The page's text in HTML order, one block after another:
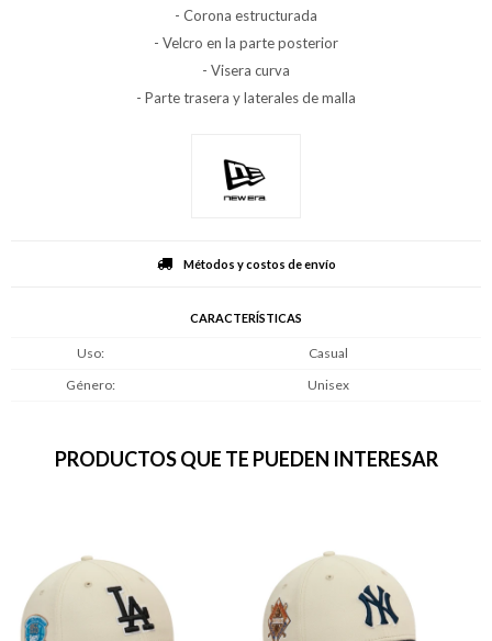
- Corona estructurada
- Velcro en la parte posterior
- Visera curva
- Parte trasera y laterales de malla
Métodos y costos de envío
CARACTERÍSTICAS
Uso
Casual
Género
Unisex
PRODUCTOS QUE TE PUEDEN INTERESAR